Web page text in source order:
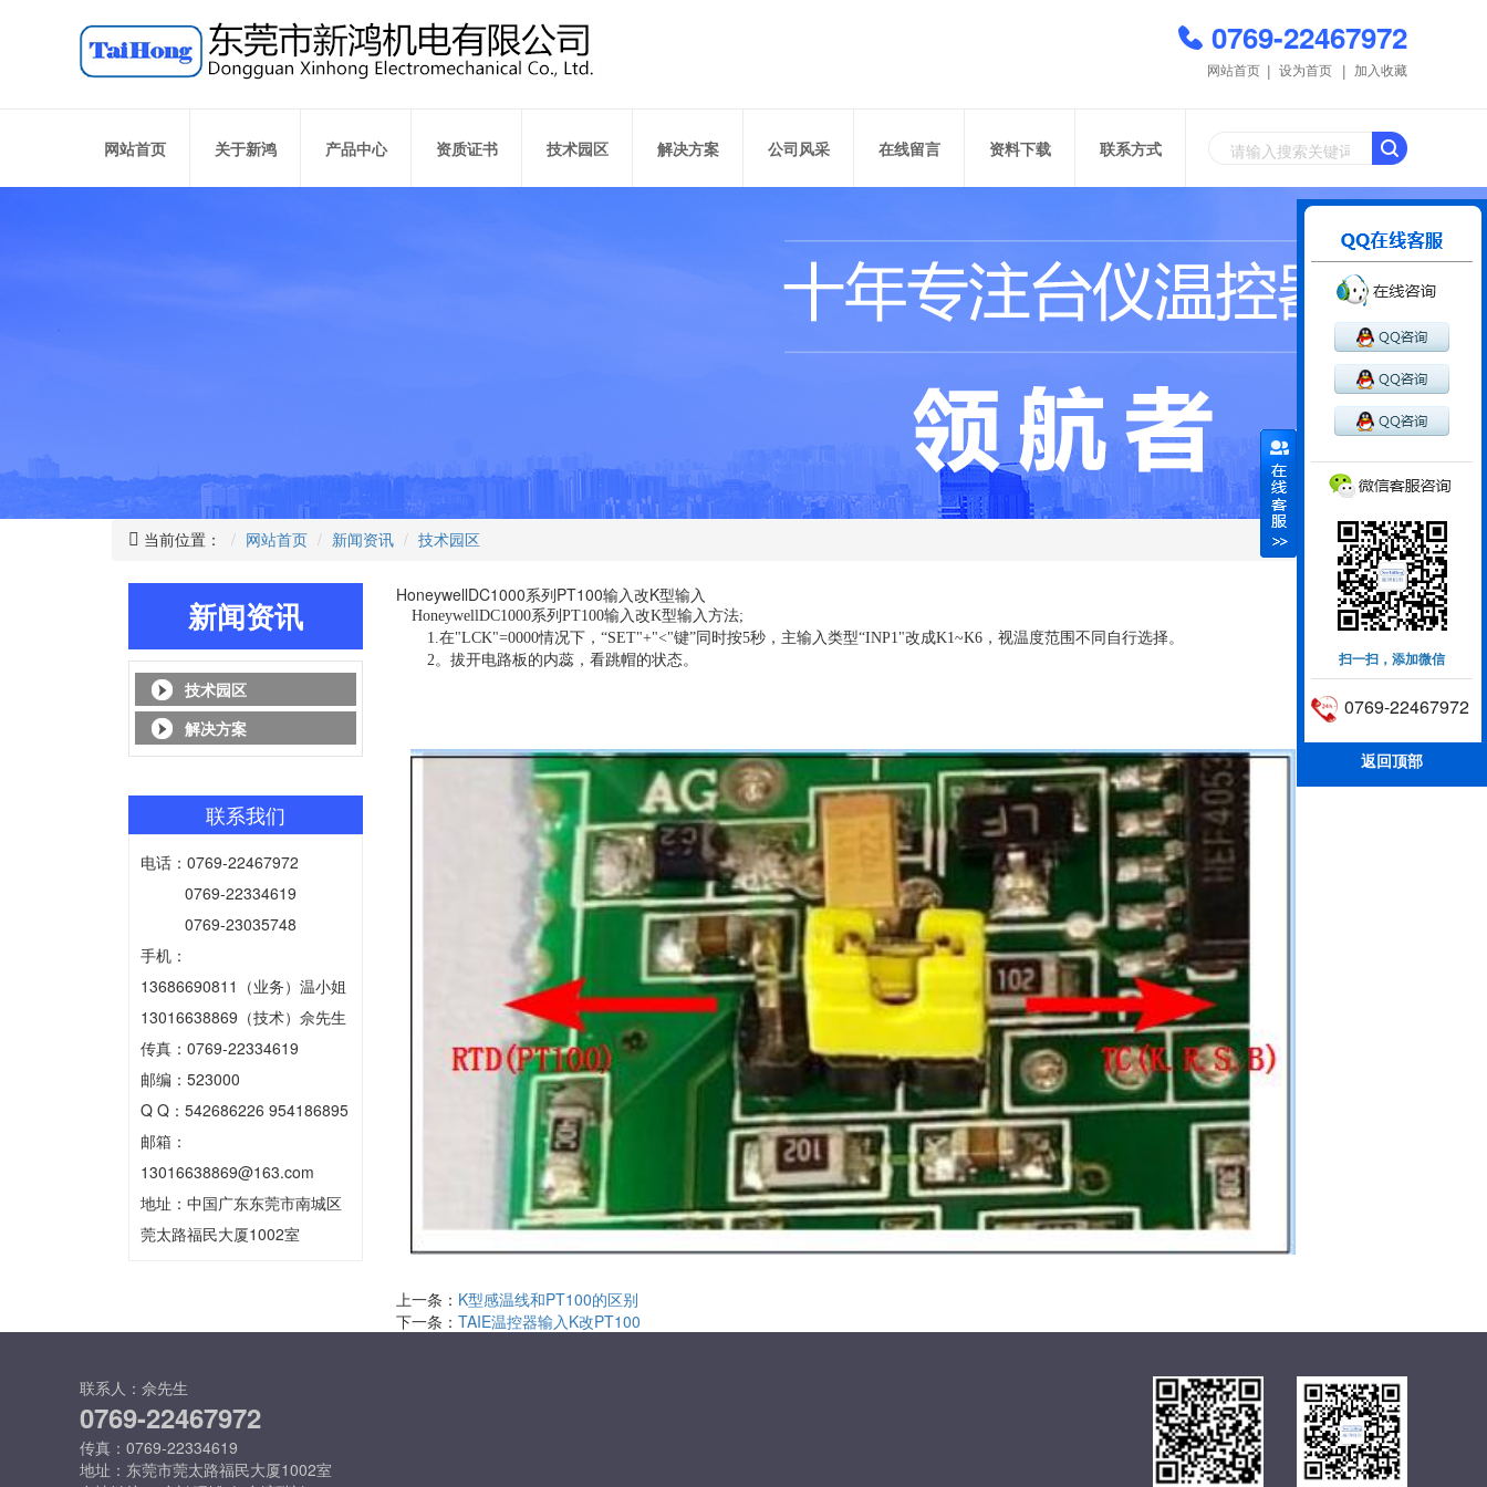
0769-22467972
加入收藏
设为首页
网站首页
网站首页 关于新鸿 产品中心 资质证书 技术园区 解决方案 公司风采 在线留言 资料下载 联系方式
当前位置： 网站首页 新闻资讯 技术园区
新闻资讯
技术园区
解决方案
联系我们
电话：0769-22467972
0769-22334619
0769-23035748
手机：
13686690811（业务）温小姐
13016638869（技术）佘先生
传真：0769-22334619
邮编：523000
Q Q：542686226 954186895
邮箱：
13016638869@163.com
地址：中国广东东莞市南城区
莞太路福民大厦1002室
HoneywellDC1000系列PT100输入改K型输入
HoneywellDC1000系列PT100输入改K型输入方法;
1.在"LCK"=0000情况下，“SET"+"<"键”同时按5秒，主输入类型“INP1"改成K1~K6，视温度范围不同自行选择。
2。拔开电路板的内蕊，看跳帽的状态。
上一条： K型感温线和PT100的区别
下一条： TAIE温控器输入K改PT100
联系人：佘先生
0769-22467972
传真：0769-22334619
地址：东莞市莞太路福民大厦1002室
扫一扫，添加微信
0769-22467972
返回顶部